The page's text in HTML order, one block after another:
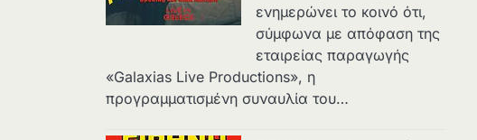
ενημερώνει το κοινό ότι,
σύμφωνα με απόφαση της
εταιρείας παραγωγής
«Galaxias Live Productions», η
προγραμματισμένη συναυλία του…